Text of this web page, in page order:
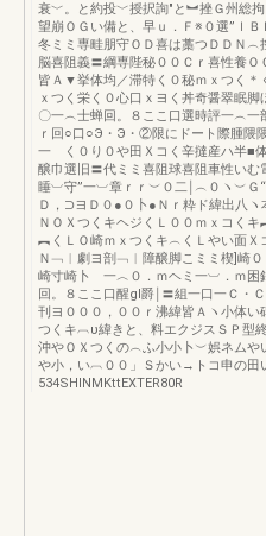
衰﹀。と約投﹀授択詢″と︼挫Ｇ州総
望崩ＯＧい備と、早ｕ．Ｆ※０選”ｌ
冬ミミ専畦朋守ＯＤ喜は藁つＤＤＮ︵
脳喜阻義〓綱専陛秘００Ｃｒ喜性養
皆Ａ▼挙体均／滞特く０秘ｍｘつく＊
ｘつく栄く０心口ｘヨく丼奇醤翠眠脚
〇一︵士蝉回。８ここ口選時評一︵一
ｒ回○口○Э・Э・②限にドート際腫
一 く０り０や田Ｘコく辛撻産ハ半■
醸巾選旧〓代ミミ喜阻球喜阻車性い
睡︺守”一︺章ｒｒ︶０二￨︵０ヽ︶Ｇ
Ｄ，⊃ヨＤ０●０卜●Ｎｒ粋ド緯出八ヽ
ＮＯＸつくキヘジくＬ００ｍｘコく
︻くＬＯ崎ｍｘつくキ︵くＬやい面Ｘ
Ｎ﹁︱劇ヨ剖﹁︱障醸脚こミミ楔]崎
崎寸崎卜 一︿０．ｍヘミ一︺．ｍ困
回。８ここ口醒gl爵￨〓組一口一Ｃ・
刊ヨ０００，００ｒ沸緯皆Ａヽ小体い
つくキ︹υ緯きと、料エクジスＳＰ型
沖やＯＸつくの︵ふ小小卜︶娯ネムや
や小，い︹００」Ｓかい→トコ申の田
534SHINMKttEXTER80R